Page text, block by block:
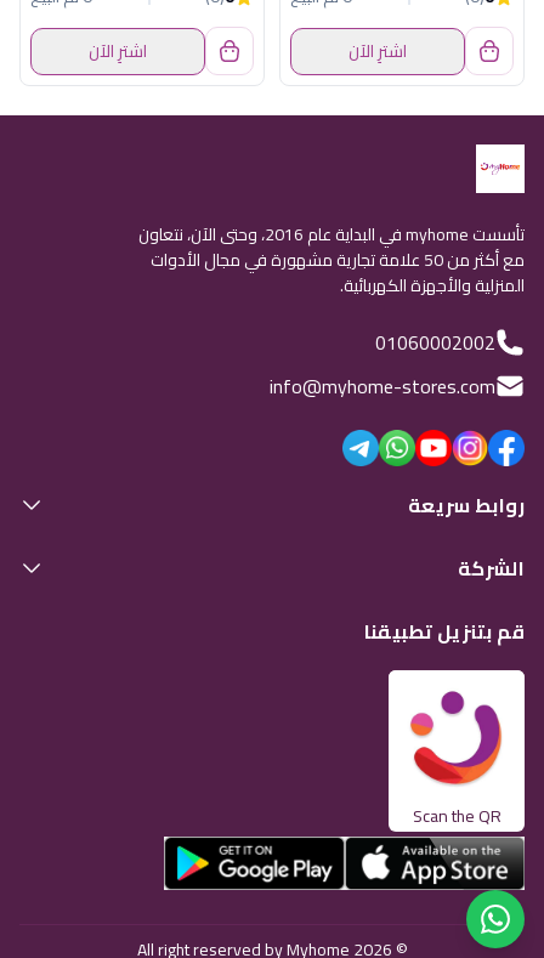
اشترِ الآن
اشترِ الآن
تأسست myhome في البداية عام 2016، وحتى الآن، نتعاون
مع أكثر من 50 علامة تجارية مشهورة في مجال الأدوات
المنزلية والأجهزة الكهربائية.
01060002002
info@myhome-stores.com
روابط سريعة
الشركة
قم بتنزيل تطبيقنا
Scan the QR
© 2026 All right reserved by Myhome